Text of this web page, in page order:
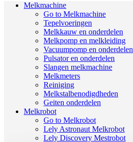
Melkmachine
Go to Melkmachine
Tepelvoeringen
Melkkauw en onderdelen
Melkpomp en melkleiding
Vacuumpomp en onderdelen
Pulsator en onderdelen
Slangen melkmachine
Melkmeters
Reiniging
Melkstalbenodigdheden
Geiten onderdelen
Melkrobot
Go to Melkrobot
Lely Astronaut Melkrobot
Lely Discovery Mestrobot